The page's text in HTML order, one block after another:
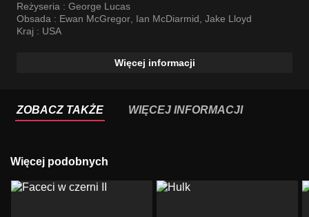
Reżyseria : George Lucas
Obsada : Ewan McGregor, Ian McDiarmid, Jake Lloyd
Kraj : USA
Więcej informacji
ZOBACZ TAKŻE WIĘCEJ INFORMACJI
Więcej podobnych